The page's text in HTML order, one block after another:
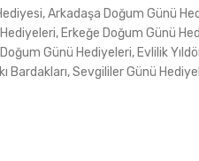
,Arkadaşa Doğum Günü
, Erkeğe Doğum Günü
Doğum Günü Hediyeleri, Evlilik
Bardakları,Sevgililer Günü